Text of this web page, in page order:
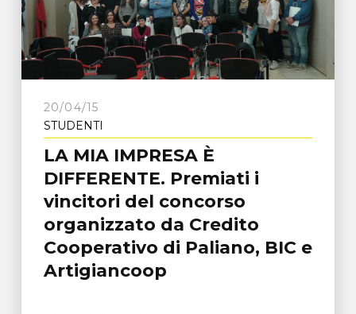
20/04/15
STUDENTI
LA MIA IMPRESA È
DIFFERENTE. Premiati i
vincitori del concorso
organizzato da Credito
Cooperativo di Paliano, BIC e
Artigiancoop